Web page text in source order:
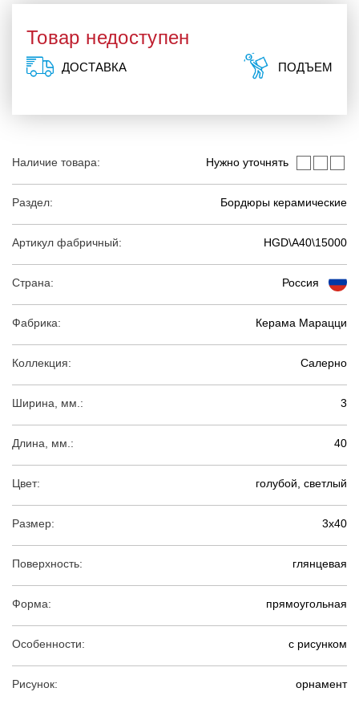
Наличие товара: Нужно уточнять
Раздел: Бордюры керамические
Артикул фабричный: HGD\A40\15000
Страна: Россия
Фабрика: Керама Марацци
Коллекция: Салерно
Ширина, мм.: 3
Длина, мм.: 40
Цвет: голубой, светлый
Размер: 3х40
Поверхность: глянцевая
Форма: прямоугольная
Особенности: с рисунком
Рисунок: орнамент
Товар недоступен
ДОСТАВКА ПОДЪЕМ